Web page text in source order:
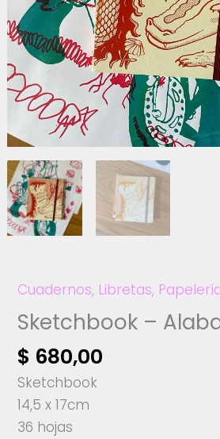
Cuadernos, Libretas,
Sketchbook –
$ 680,00
Sketchbook
14,5 x 17cm
36 hojas